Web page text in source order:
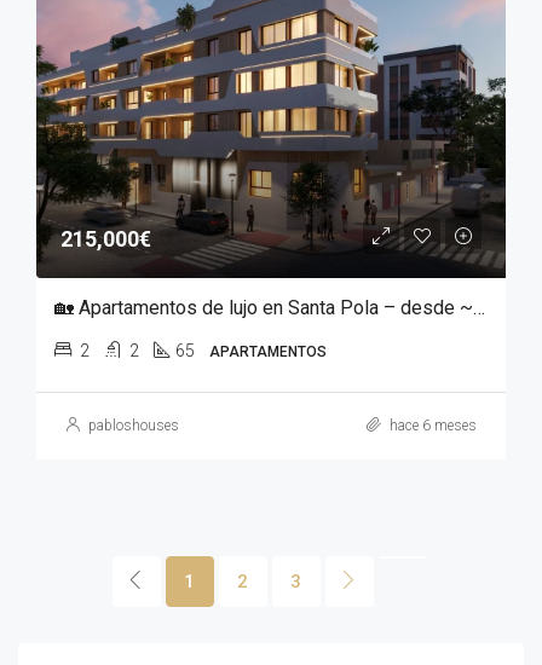
215,000€
🏡 Apartamentos de lujo en Santa Pola – desde ~215 000 €
2 2 65 APARTAMENTOS
pabloshouses hace 6 meses
1 2 3